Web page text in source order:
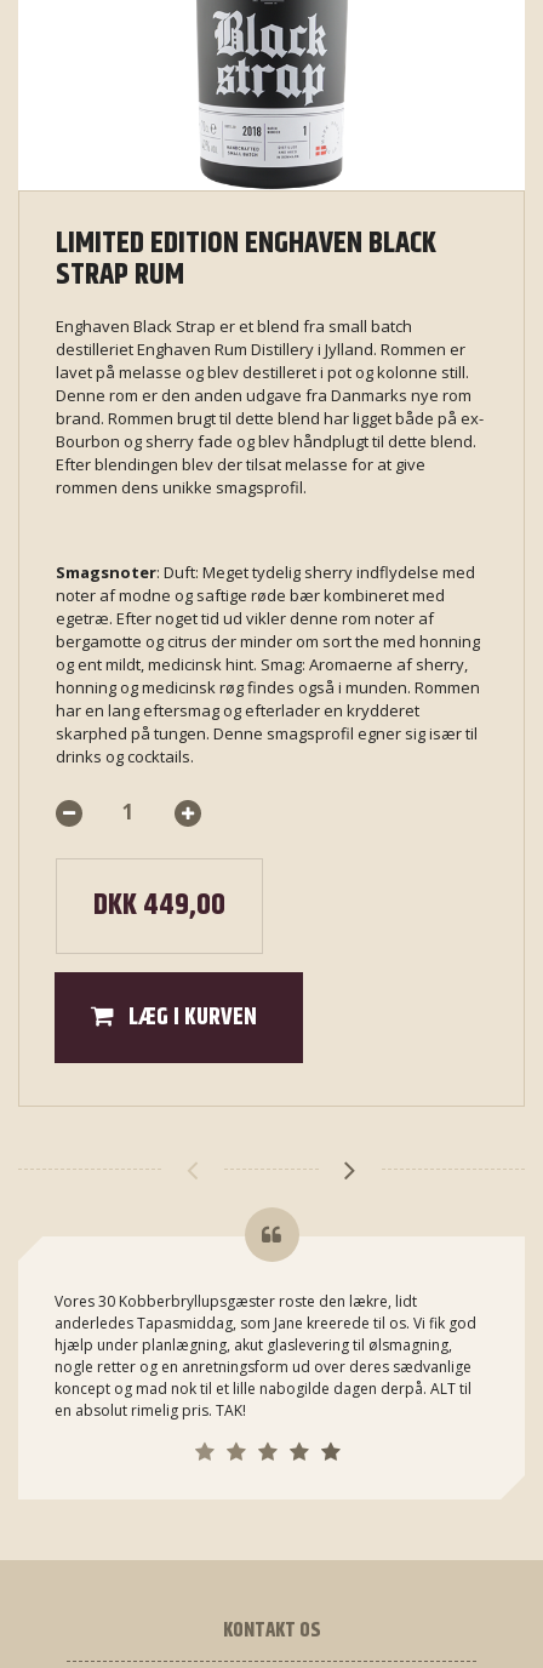
LIMITED EDITION ENGHAVEN BLACK
STRAP RUM
Enghaven Black Strap er et blend fra small batch
destilleriet Enghaven Rum Distillery i Jylland. Rommen er
lavet på melasse og blev destilleret i pot og kolonne still.
Denne rom er den anden udgave fra Danmarks nye rom
brand. Rommen brugt til dette blend har ligget både på ex-
Bourbon og sherry fade og blev håndplugt til dette blend.
Efter blendingen blev der tilsat melasse for at give
rommen dens unikke smagsprofil.
Smagsnoter: Duft: Meget tydelig sherry indflydelse med
noter af modne og saftige røde bær kombineret med
egetræ. Efter noget tid ud vikler denne rom noter af
bergamotte og citrus der minder om sort the med honning
og ent mildt, medicinsk hint. Smag: Aromaerne af sherry,
honning og medicinsk røg findes også i munden. Rommen
har en lang eftersmag og efterlader en krydderet
skarphed på tungen. Denne smagsprofil egner sig især til
drinks og cocktails.
DKK 449,00
LÆG I KURVEN
Vores 30 Kobberbryllupsgæster roste den lækre, lidt
anderledes Tapasmiddag, som Jane kreerede til os. Vi fik god
hjælp under planlægning, akut glaslevering til ølsmagning,
nogle retter og en anretningsform ud over deres sædvanlige
koncept og mad nok til et lille nabogilde dagen derpå. ALT til
en absolut rimelig pris. TAK!
KONTAKT OS